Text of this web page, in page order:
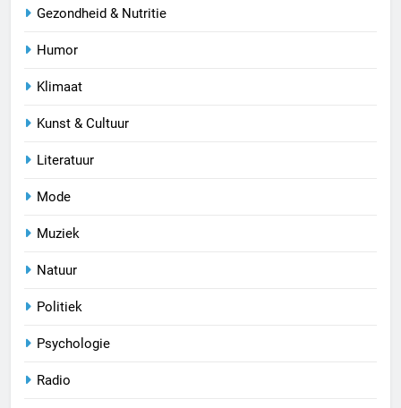
Gezondheid & Nutritie
Humor
Klimaat
Kunst & Cultuur
Literatuur
Mode
Muziek
Natuur
Politiek
Psychologie
Radio